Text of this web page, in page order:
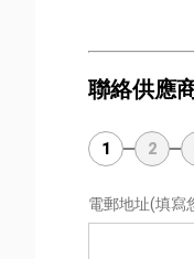
聯絡供應
1 2
電郵地址(填寫